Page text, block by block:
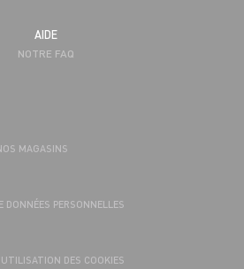
AIDE
NOTRE FAQ
MAGASINS
DONNÉES PERSONNELLES
DES COOKIES